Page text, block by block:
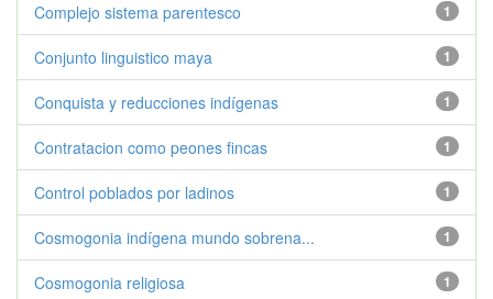
1
Complejo sistema parentesco
1
Conjunto linguistico maya
1
Conquista y reducciones indígenas
1
Contratacion como peones fincas
1
Control poblados por ladinos
1
Cosmogonia indígena mundo sobrena...
1
Cosmogonia religiosa